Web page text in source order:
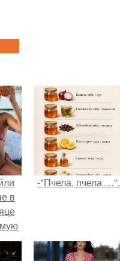
в
-"Пчела, пчела …".